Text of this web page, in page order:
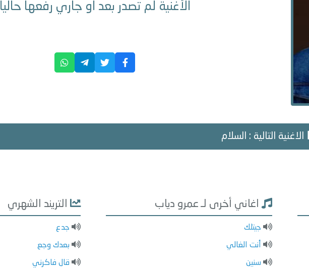
الأغنية لم تصدر بعد او جاري رفعها حاليا
الاغنية التالية : السلام
اغاني أخرى لـ عمرو دياب
جيتلك
أنت الغالي
سنين
التريند الشهري
جدع
بعدك وجع
قال فاكرني